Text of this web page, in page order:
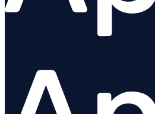
Visão geral
Instrumentação